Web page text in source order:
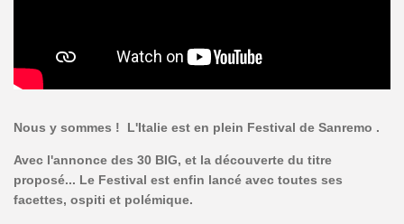
Nous y sommes ! L'Italie est en plein Festival de Sanremo .
Avec l'annonce des 30 BIG, et la découverte du titre
proposé... Le Festival est enfin lancé avec toutes ses
facettes, ospiti et polémique.